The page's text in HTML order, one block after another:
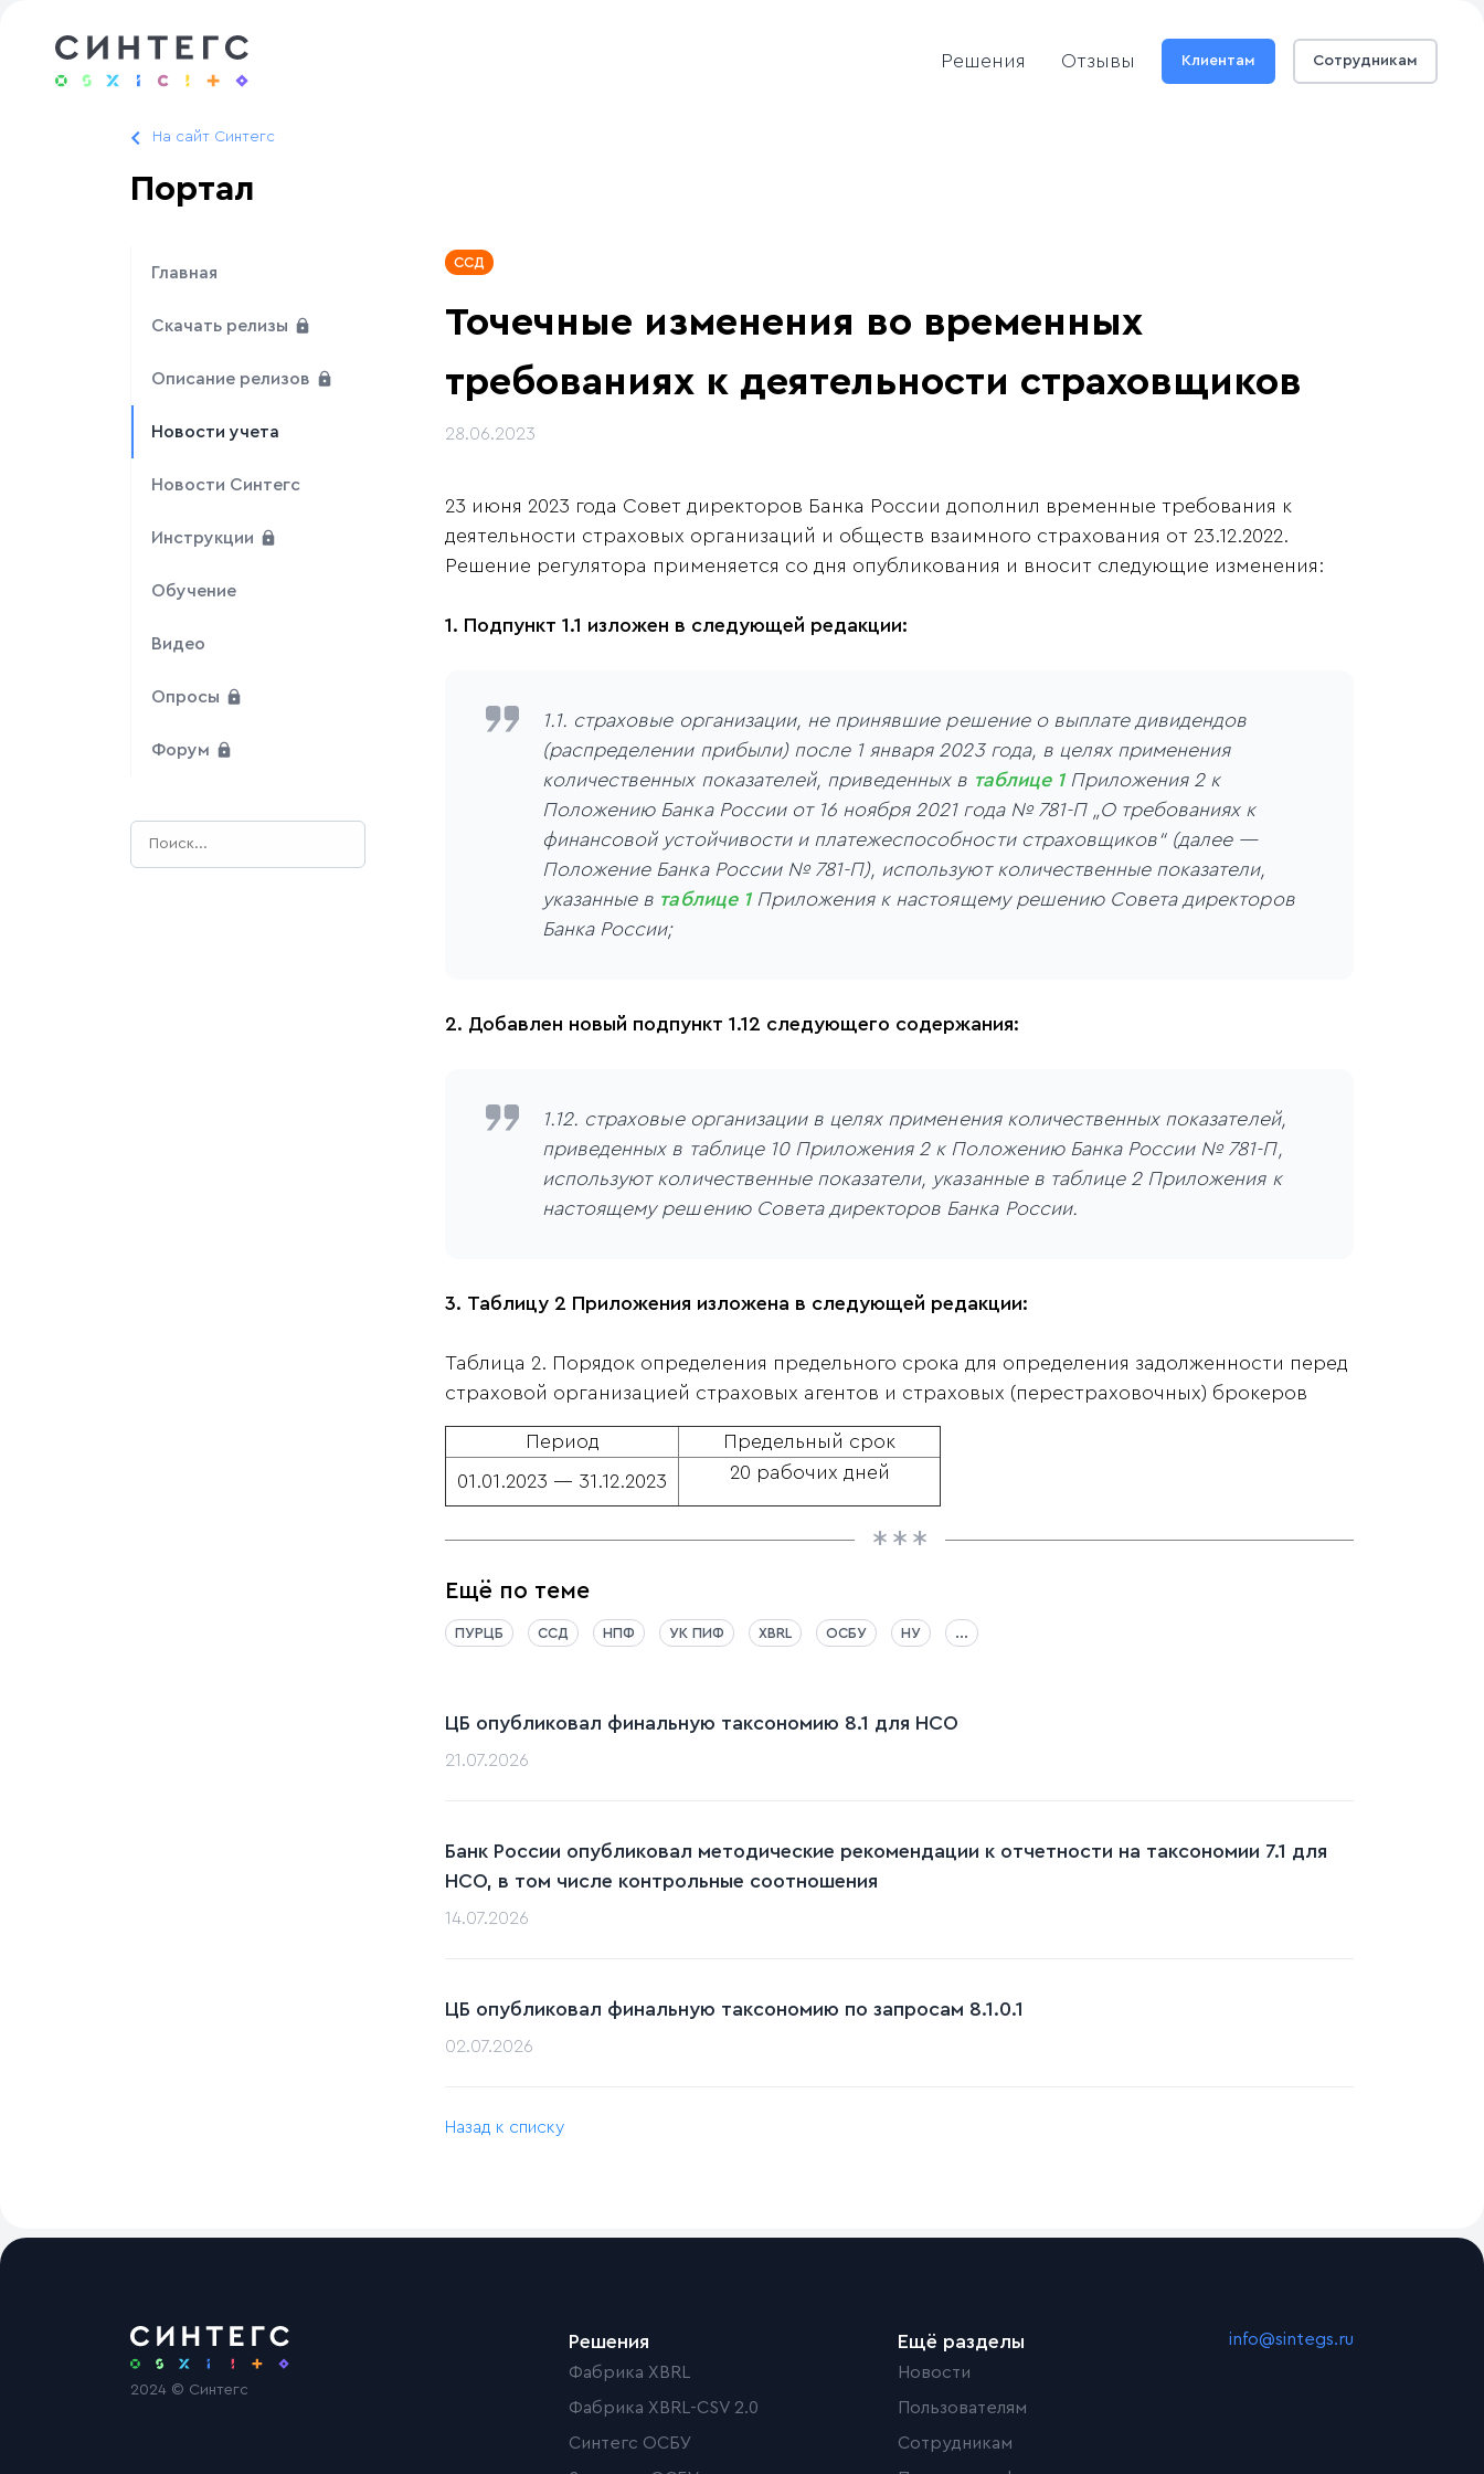
Решения Отзывы Клиентам Сотрудникам
На сайт Синтегс
Портал
Главная
Скачать релизы
Описание релизов
Новости учета
Новости Синтегс
Инструкции
Обучение
Видео
Опросы
Форум
ССД
Точечные изменения во временных
требованиях к деятельности страховщиков
28.06.2023
23 июня 2023 года Совет директоров Банка России дополнил временные требования к
деятельности страховых организаций и обществ взаимного страхования от 23.12.2022.
Решение регулятора применяется со дня опубликования и вносит следующие изменения:
1. Подпункт 1.1 изложен в следующей редакции:
1.1. страховые организации, не принявшие решение о выплате дивидендов
(распределении прибыли) после 1 января 2023 года, в целях применения
количественных показателей, приведенных в таблице 1Приложения 2 к
Положению Банка России от 16 ноября 2021 года № 781-П „О требованиях к
финансовой устойчивости и платежеспособности страховщиков“ (далее —
Положение Банка России № 781-П), используют количественные показатели,
указанные в таблице 1Приложения к настоящему решению Совета директоров
Банка России;
2. Добавлен новый подпункт 1.12 следующего содержания:
1.12. страховые организации в целях применения количественных показателей,
приведенных в таблице 10 Приложения 2 к Положению Банка России № 781-П,
используют количественные показатели, указанные в таблице 2 Приложения к
настоящему решению Совета директоров Банка России.
3. Таблицу 2 Приложения изложена в следующей редакции:
Таблица 2. Порядок определения предельного срока для определения задолженности перед
страховой организацией страховых агентов и страховых (перестраховочных) брокеров
Период
Предельный срок
01.01.2023 — 31.12.2023
20 рабочих дней
Ещё по теме
ПУРЦБ ССД НПФ УК ПИФ XBRL ОСБУ НУ ...
ЦБ опубликовал финальную таксономию 8.1 для НСО
21.07.2026
Банк России опубликовал методические рекомендации к отчетности на таксономии 7.1 для
НСО, в том числе контрольные соотношения
14.07.2026
ЦБ опубликовал финальную таксономию по запросам 8.1.0.1
02.07.2026
Назад к списку
2024 © Синтегс
Решения
Фабрика XBRL
Фабрика XBRL-CSV 2.0
Синтегс ОСБУ
Ещё разделы
Новости
Пользователям
Сотрудникам
info@sintegs.ru